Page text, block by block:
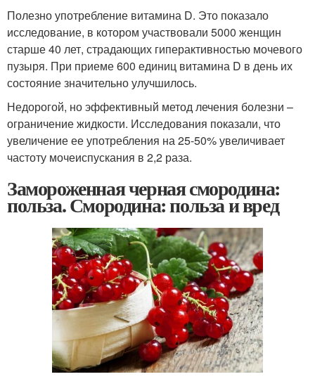
Полезно употребление витамина D. Это показало
исследование, в котором участвовали 5000 женщин
старше 40 лет, страдающих гиперактивностью мочевого
пузыря. При приеме 600 единиц витамина D в день их
состояние значительно улучшилось.
Недорогой, но эффективный метод лечения болезни –
ограничение жидкости. Исследования показали, что
увеличение ее употребления на 25-50% увеличивает
частоту мочеиспускания в 2,2 раза.
Замороженная черная смородина:
польза. Смородина: польза и вред